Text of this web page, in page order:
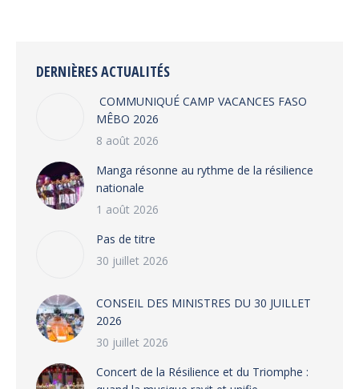
DERNIÈRES ACTUALITÉS
COMMUNIQUÉ CAMP VACANCES FASO
MÊBO 2026
8 août 2026
Manga résonne au rythme de la résilience
nationale
1 août 2026
Pas de titre
30 juillet 2026
CONSEIL DES MINISTRES DU 30 JUILLET
2026
30 juillet 2026
‎​Concert de la Résilience et du Triomphe :